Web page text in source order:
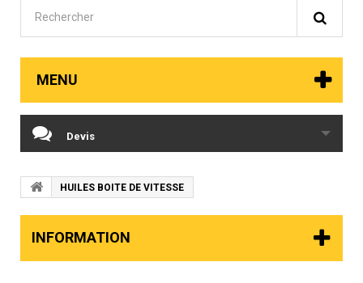
MENU
Devis
HUILES BOITE DE VITESSE
INFORMATION